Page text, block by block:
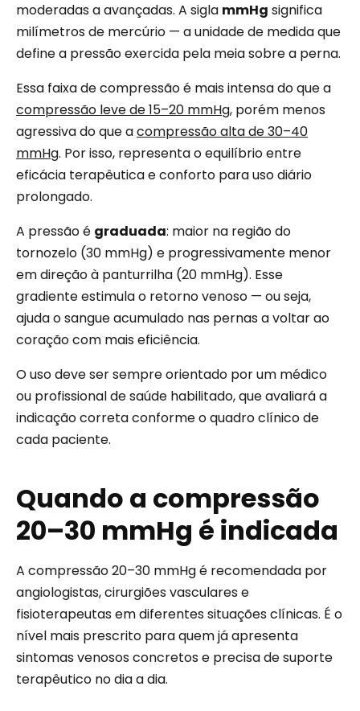
moderadas a avançadas. A sigla mmHg significa
milímetros de mercúrio — a unidade de medida que
define a pressão exercida pela meia sobre a perna.
Essa faixa de compressão é mais intensa do que a
compressão leve de 15–20 mmHg, porém menos
agressiva do que acompressão alta de 30–40
mmHg. Por isso, representa o equilíbrio entre
eficácia terapêutica e conforto para uso diário
prolongado.
A pressão é graduada: maior na região do
tornozelo (30 mmHg) e progressivamente menor
em direção à panturrilha (20 mmHg). Esse
gradiente estimula o retorno venoso — ou seja,
ajuda o sangue acumulado nas pernas a voltar ao
coração com mais eficiência.
O uso deve ser sempre orientado por um médico
ou profissional de saúde habilitado, que avaliará a
indicação correta conforme o quadro clínico de
cada paciente.
Quando a compressão
20–30 mmHg é indicada
A compressão 20–30 mmHg é recomendada por
angiologistas, cirurgiões vasculares e
fisioterapeutas em diferentes situações clínicas. É o
nível mais prescrito para quem já apresenta
sintomas venosos concretos e precisa de suporte
terapêutico no dia a dia.